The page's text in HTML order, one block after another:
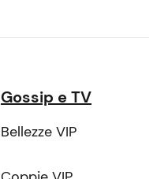
Gossip e TV
Bellezze VIP